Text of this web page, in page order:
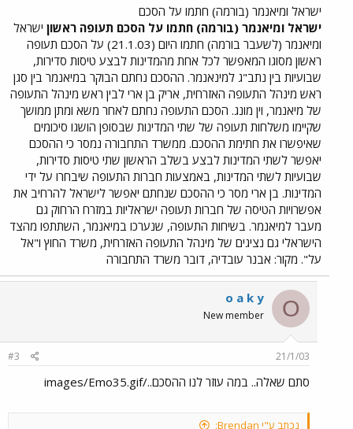
מיליארד שקל בשנת 2002. מהנתונים עולה כי אחוז ניצול התקציבים של
פרוייקטים תחבורתיים בירושלים ובמטרופולין תל אביב הגיע בשנת 2002 ל-
99% והסתכם ביותר מ- 366 מליון שקל בירושלים וב- 394 מליון שקל
במטרופולין תל אביב. בחיפה הסתכם אחוז ניצול התקציבים בכ- 96% והגיע
לכ- 239 מליון שקל. בשאר הערים בארץ הגיע אחוז ניצול התקציבים בשנת
2002 ל- 75% והוא הסתכם בכ- 64.5 מליון שקל, זאת לעומת 69% ניצול
בלבד בשנת 2001. במגזר הערבי, הדרוזי והבדואי הגיע אחוז ניצול התקציב
בשנת 2002 ל- 98% והוא הסתכם ב- 118.5 מליון שקל. מנהל אגף תשתיות
במשרד התחבורה, יצחק זוכמן מסר כי ישנה חשיבות רבה לניצול תקציב
התשתיות בפרוייקטים עירוניים שכן הן מסייעות לשיפור זרימת התנועה
ולצמצום משמעותי במספר תאונות הדרכים בתוך הערים. מנתוני משרד
התחבורה עולה כי במקומות שבהם בוצעו שיפורים בטיחותיים כמו הקמת
מעגלי תנועה (כיכרות), התקנת רמזורים ואמצעי בטיחות נוספים ירד מספר
התאונות באופן משמעותי. מקור: אבנר עובדיה, דובר משרד התחבורה
ישראל ומיאנמר (בורמה) חתמו על הסכם
ישראל ומיאנמר (בורמה) חתמו על הסכם תעופה ראשון ישראל
ומיאנמר (לשעבר בורמה) חתמו היום (21.1.03) על הסכם תעופה
ראשון מסוגו המאפשר לכל אחת מהמדינות לבצע טיסות סדירות,
שבועיות בין נתב"ג למינאנמר. ההסכם נחתם הבוקר במיאנמר בין סגן
ראש מינהל התעופה האזרחית, אריק בן ארי לבין ראש מינהל התעופה
של מיאנמר, וין מונג. הסכם התעופה נחתם לאחר משא ומתן ממושך
שקיימו משלחות תעופה של שתי המדינות שבסופן הושגו סיכומים
שאיפשרו את חתימת ההסכם. ממשרד התחבורה נמסר כי ההסכם
יאפשר לשתי המדינות לבצע בשלב הראשון שתי טיסות סדירות,
שבועיות לשתי המדינות, באמצעות חברות התעופה שיבחרו על ידי
המדינות. בן ארי מסר כי ההסכם שנחתם יאפשר לישראל להרחיב את
אפשרויות הטיסה של חברות תעופה ישראליות במזרח הרחוק גם
מעבר למיאנמר. בשיחות התעופה, שנערכו במיאנמר, השתתפו מהצד
הישראלי גם נציגים של מינהל התעופה האזרחית, משרד החוץ ו"אל
על". מקור: אבנר עובדיה, דובר משרד התחבורה
O
o a k y
New member
21/1/03
#3
סתם שאלה.. במה עוזר לנו ההסכם../images/Emo35.gif
נכתב ע"י Brendan: